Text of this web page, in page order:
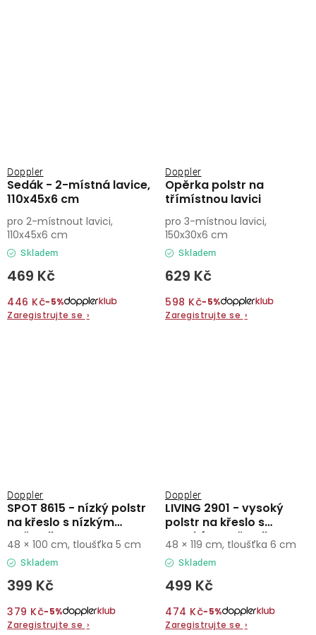
Sedák - 2-místná lavice,
110x45x6 cm
Doppler
Skladem
469 Kč
446 Kč−5%
Zaregistrujte se ›
pro 2-místnout lavici,
110x45x6 cm
Opěrka polstr na
třímístnou lavici
Doppler
Skladem
629 Kč
598 Kč−5%
Zaregistrujte se ›
pro 3-místnou lavici,
150x30x6 cm
SPOT 8615 - nízký polstr
na křeslo s nízkým
opěradlem
Doppler
Skladem
399 Kč
379 Kč−5%
Zaregistrujte se ›
48 × 100 cm, tloušťka 5 cm
LIVING 2901 - vysoký
polstr na křeslo s
vysokým opěradlem
Doppler
Skladem
499 Kč
474 Kč−5%
Zaregistrujte se ›
48 × 119 cm, tloušťka 6 cm